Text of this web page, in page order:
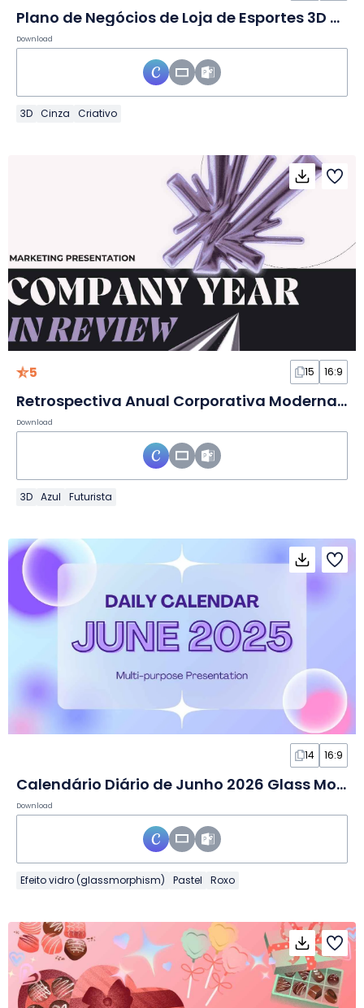
Plano de Negócios de Loja de Esportes 3D Moderna em Slides
Download
3D Cinza Criativo
5 15 16:9
Retrospectiva Anual Corporativa Moderna e Ousada em Slides
Download
3D Azul Futurista
14 16:9
Calendário Diário de Junho 2026 Glass Morphism em Slides
Download
Efeito vidro (glassmorphism) Pastel Roxo